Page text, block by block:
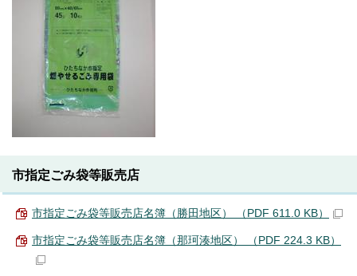
市指定ごみ袋等販売店
市指定ごみ袋等販売店名簿（勝田地区） （PDF 611.0 KB）
市指定ごみ袋等販売店名簿（那珂湊地区） （PDF 224.3 KB）